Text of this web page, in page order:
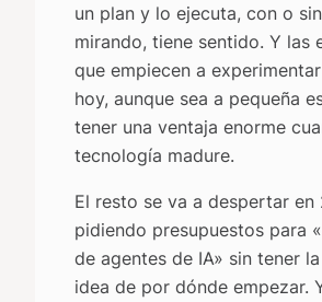
un plan y lo ejecuta, con o
mirando, tiene sentido. Y las
que empiecen a
hoy, aunque sea a pequeña
tener una ventaja enorme
tecnología madure.
El resto se va a despertar en
pidiendo presupuestos para
de agentes de IA» sin tener
idea de por dónde empezar.